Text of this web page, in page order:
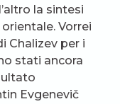
la sintesi
Vorrei
Chalizev per i
stati ancora
Evgenevič